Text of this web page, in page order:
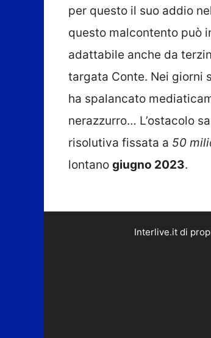
per questo il suo addio
questo malcontento può
adattabile anche da
targata Conte. Nei giorni
ha spalancato
nerazzurro… L’ostacolo
risolutiva fissata a 50
lontano giugno 2023.
Interlive.it di